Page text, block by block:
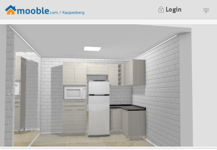
Login